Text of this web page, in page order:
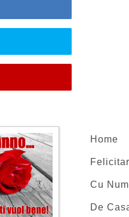
Home
Cu
De